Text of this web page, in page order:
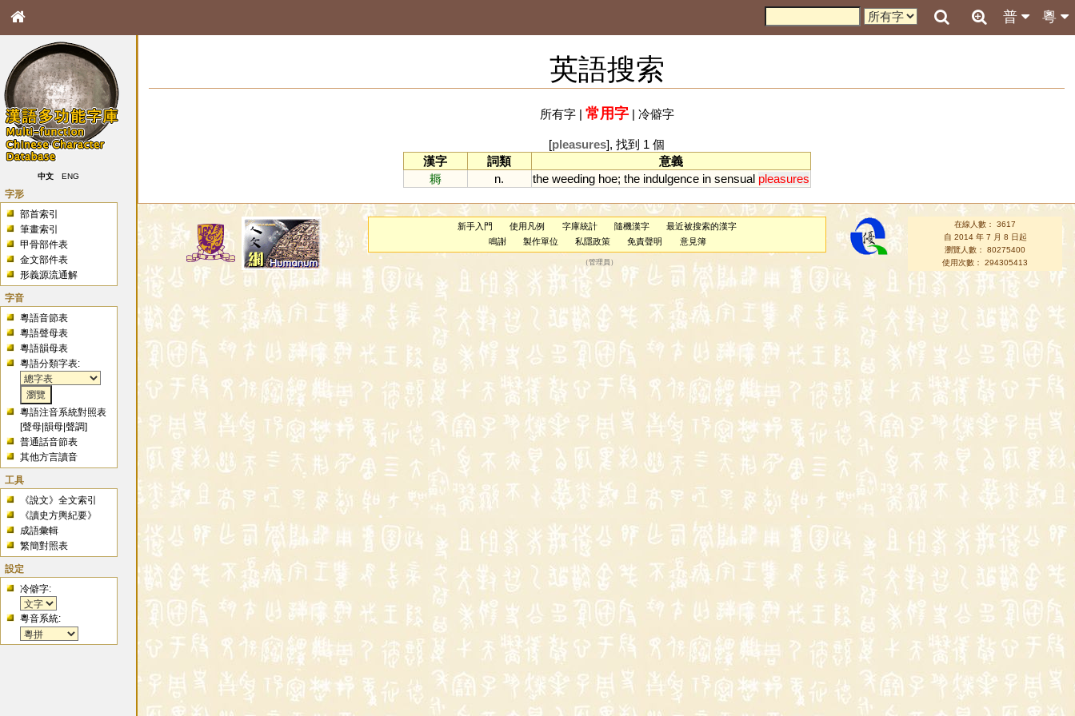
粵
普
中文 ENG
字形
部首索引
筆畫索引
甲骨部件表
金文部件表
形義源流通解
字音
粵語音節表
粵語聲母表
粵語韻母表
粵語分類字表:
粵語注音系統對照表
[聲母 |韻母 |聲調]
普通話音節表
其他方言讀音
工具
《說文》全文索引
《讀史方輿紀要》
成語彙輯
繁簡對照表
設定
冷僻字:
粵音系統:
英語搜索
所有字| 常用字| 冷僻字
[pleasures], 找到 1 個
漢字
詞類
意義
耨
n. the weeding hoe; the indulgence in sensual pleasures
新手入門 使用凡例 字庫統計 隨機漢字
最近被搜索的漢字
鳴謝
製作單位 私隱政策 免責聲明 意見簿
（管理員 ）
在線人數： 3617
自 2014 年 7 月 8 日起
瀏覽人數： 80275400
使用次數： 294305413